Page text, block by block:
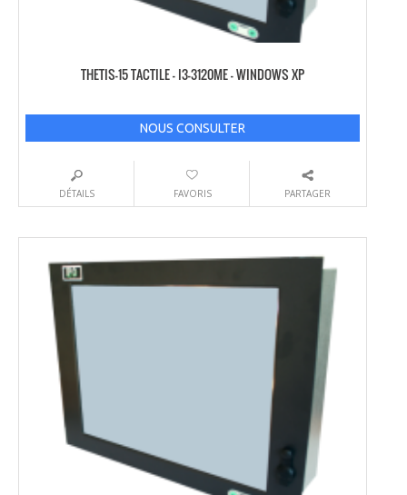
THETIS-15 TACTILE – I3-3120ME – WINDOWS XP
NOUS CONSULTER
DÉTAILS FAVORIS PARTAGER